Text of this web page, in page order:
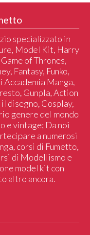
specializzato in
Model Kit, Harry
of Thrones,
Fantasy, Funko,
Manga,
Gunpla, Action
disegno, Cosplay,
genere del mondo
e vintage; Da noi
a numerosi
corsi di Fumetto,
di Modellismo e
model kit con
altro ancora.